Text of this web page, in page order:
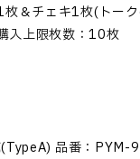
枚＆チェキ1枚(トー
入上限枚数：10枚
品番：